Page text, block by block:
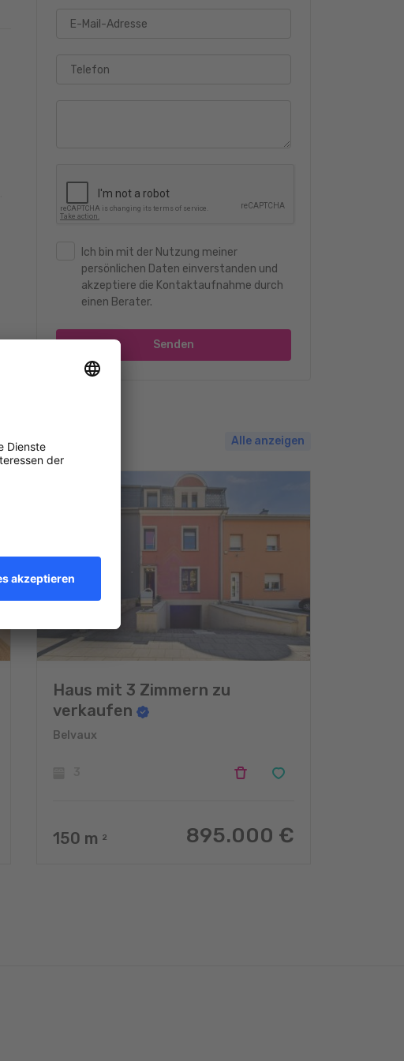
E-Mail-Adresse
Telefon
Ich bin mit der Nutzung meiner
persönlichen Daten einverstanden und
akzeptiere die Kontaktaufnahme durch
einen Berater.
Senden
Alle anzeigen
Haus mit 3 Zimmern zu
verkaufen
Belvaux
150 m 2 895.000 €